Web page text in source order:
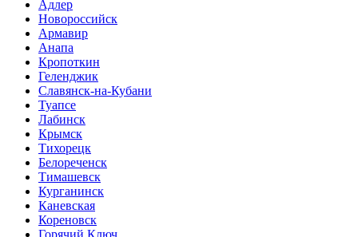
Адлер
Новороссийск
Армавир
Анапа
Кропоткин
Геленджик
Славянск-на-Кубани
Туапсе
Лабинск
Крымск
Тихорецк
Белореченск
Тимашевск
Курганинск
Каневская
Кореновск
Горячий Ключ